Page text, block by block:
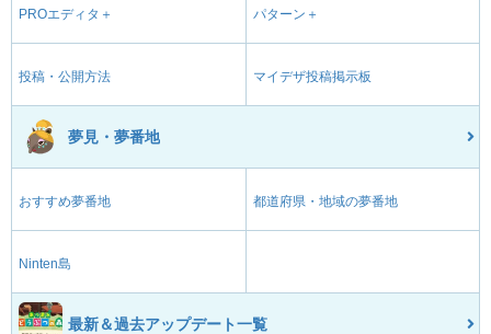
PROエディタ＋ パターン＋
投稿・公開方法 マイデザ投稿掲示板
夢見・夢番地
おすすめ夢番地 都道府県・地域の夢番地
Ninten島
最新＆過去アップデート一覧